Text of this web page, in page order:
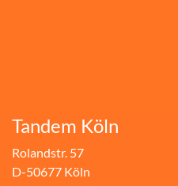
Tandem Köln
Rolandstr. 57
D-50677 Köln